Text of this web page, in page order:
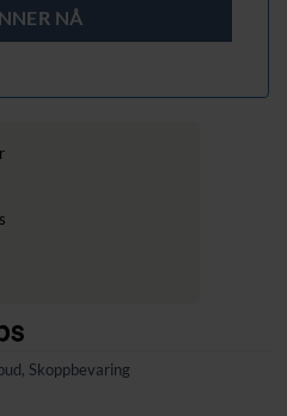
, Skoppbevaring